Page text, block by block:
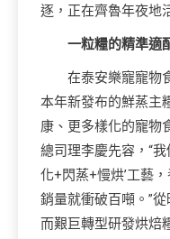
逐，正在齊魯年夜地
一粒糧的精準適
在泰安樂寵寵物
本年新發布的鮮蒸主
康、更多樣化的寵物
總司理李慶先容，“
化+閃蒸+慢烘’工藝
銷量就衝破百噸。”
而艱巨轉型研發烘焙